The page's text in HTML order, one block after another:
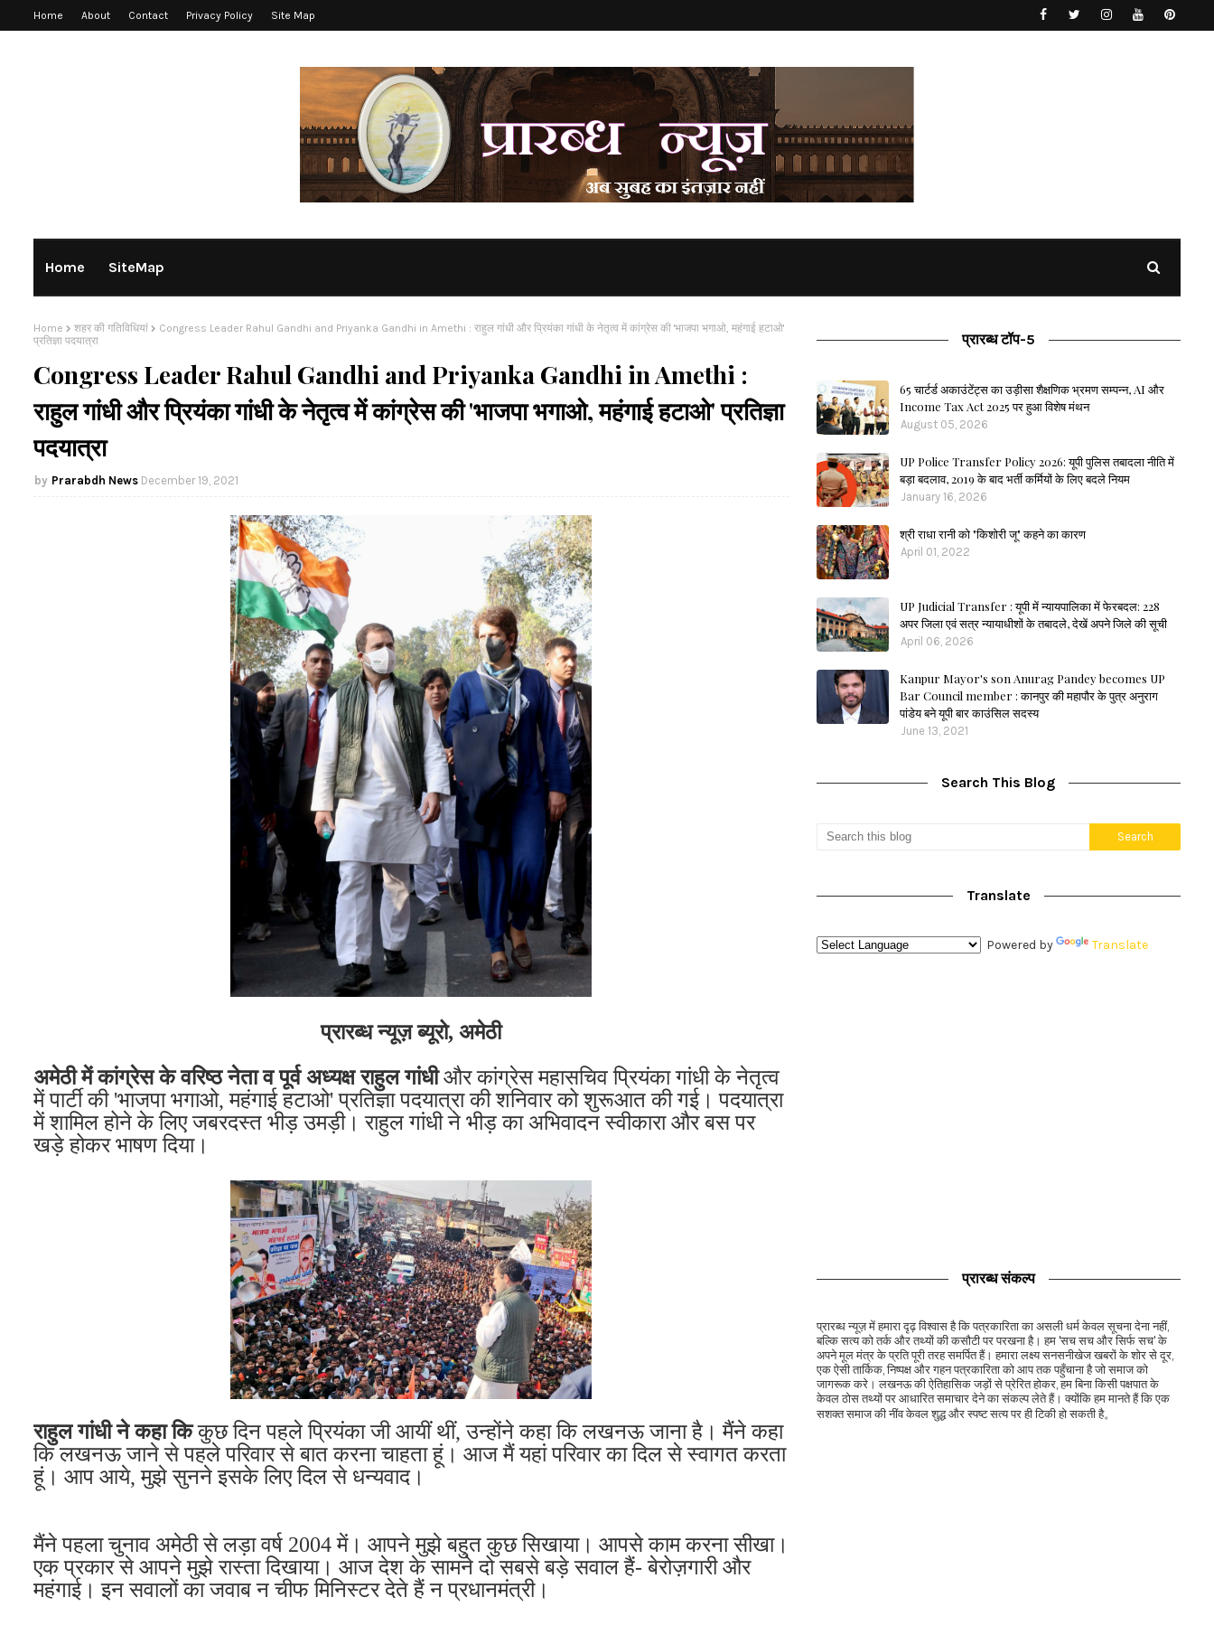
Home About Contact Privacy Policy Site Map
Home SiteMap
Home शहर की गतिविधियां
Congress Leader Rahul Gandhi and Priyanka Gandhi in Amethi : राहुल गांधी और प्रियंका गांधी के नेतृत्व में कांग्रेस की 'भाजपा भगाओ, महंगाई हटाओ'
प्रतिज्ञा पदयात्रा
Congress Leader Rahul Gandhi and Priyanka Gandhi in Amethi :
राहुल गांधी और प्रियंका गांधी के नेतृत्व में कांग्रेस की 'भाजपा भगाओ, महंगाई हटाओ' प्रतिज्ञा
पदयात्रा
Prarabdh News December 19, 2021
प्रारब्ध न्यूज़ ब्यूरो, अमेठी
अमेठी में कांग्रेस के वरिष्ठ नेता व पूर्व अध्यक्ष राहुल गांधीऔर कांग्रेस महासचिव प्रियंका गांधी के नेतृत्व
में पार्टी की 'भाजपा भगाओ, महंगाई हटाओ' प्रतिज्ञा पदयात्रा की शनिवार को शुरूआत की गई। पदयात्रा
में शामिल होने के लिए जबरदस्त भीड़ उमड़ी। राहुल गांधी ने भीड़ का अभिवादन स्वीकारा और बस पर
खड़े होकर भाषण दिया।
राहुल गांधी ने कहा किकुछ दिन पहले प्रियंका जी आयीं थीं, उन्होंने कहा कि लखनऊ जाना है। मैंने कहा
कि लखनऊ जाने से पहले परिवार से बात करना चाहता हूं। आज मैं यहां परिवार का दिल से स्वागत करता
हूं। आप आये, मुझे सुनने इसके लिए दिल से धन्यवाद।
मैंने पहला चुनाव अमेठी से लड़ा वर्ष 2004 में। आपने मुझे बहुत कुछ सिखाया। आपसे काम करना सीखा।
एक प्रकार से आपने मुझे रास्ता दिखाया। आज देश के सामने दो सबसे बड़े सवाल हैं- बेरोज़गारी और
महंगाई। इन सवालों का जवाब न चीफ मिनिस्टर देते हैं न प्रधानमंत्री।
प्रारब्ध टॉप-5
65 चार्टर्ड अकाउंटेंट्स का उड़ीसा शैक्षणिक भ्रमण सम्पन्न, AI और
Income Tax Act 2025 पर हुआ विशेष मंथन
August 05, 2026
UP Police Transfer Policy 2026: यूपी पुलिस तबादला नीति में
बड़ा बदलाव, 2019 के बाद भर्ती कर्मियों के लिए बदले नियम
January 16, 2026
श्री राधा रानी को "किशोरी जू" कहने का कारण
April 01, 2022
UP Judicial Transfer : यूपी में न्यायपालिका में फेरबदल: 228
अपर जिला एवं सत्र न्यायाधीशों के तबादले, देखें अपने जिले की सूची
April 06, 2026
Kanpur Mayor's son Anurag Pandey becomes UP
Bar Council member : कानपुर की महापौर के पुत्र अनुराग
पांडेय बने यूपी बार काउंसिल सदस्य
June 13, 2021
Search This Blog
Translate
Powered by Translate
प्रारब्ध संकल्प
प्रारब्ध न्यूज़ में हमारा दृढ़ विश्वास है कि पत्रकारिता का असली धर्म केवल सूचना देना नहीं,
बल्कि सत्य को तर्क और तथ्यों की कसौटी पर परखना है। हम 'सच सच और सिर्फ सच' के
अपने मूल मंत्र के प्रति पूरी तरह समर्पित हैं। हमारा लक्ष्य सनसनीखेज खबरों के शोर से दूर,
एक ऐसी तार्किक, निष्पक्ष और गहन पत्रकारिता को आप तक पहुँचाना है जो समाज को
जागरूक करे। लखनऊ की ऐतिहासिक जड़ों से प्रेरित होकर, हम बिना किसी पक्षपात के
केवल ठोस तथ्यों पर आधारित समाचार देने का संकल्प लेते हैं। क्योंकि हम मानते हैं कि एक
सशक्त समाज की नींव केवल शुद्ध और स्पष्ट सत्य पर ही टिकी हो सकती है。